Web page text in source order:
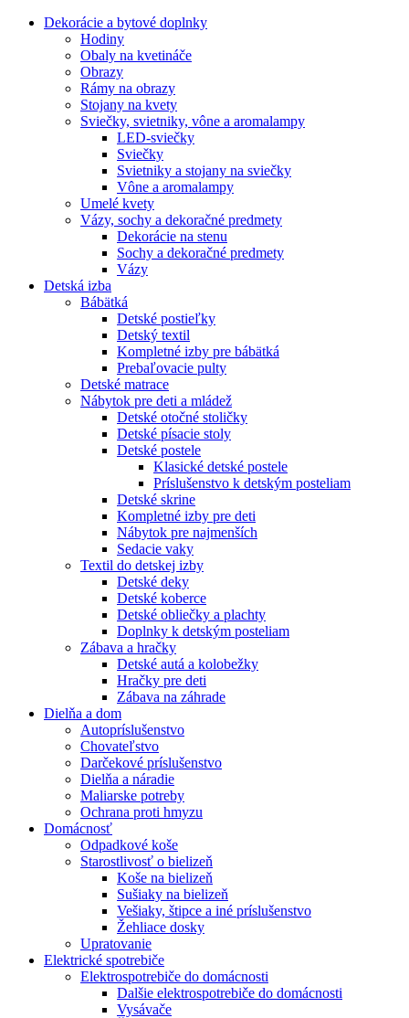
Dekorácie a bytové doplnky
Hodiny
Obaly na kvetináče
Obrazy
Rámy na obrazy
Stojany na kvety
Sviečky, svietniky, vône a aromalampy
LED-sviečky
Sviečky
Svietniky a stojany na sviečky
Vône a aromalampy
Umelé kvety
Vázy, sochy a dekoračné predmety
Dekorácie na stenu
Sochy a dekoračné predmety
Vázy
Detská izba
Bábätká
Detské postieľky
Detský textil
Kompletné izby pre bábätká
Prebaľovacie pulty
Detské matrace
Nábytok pre deti a mládež
Detské otočné stoličky
Detské písacie stoly
Detské postele
Klasické detské postele
Príslušenstvo k detským posteliam
Detské skrine
Kompletné izby pre deti
Nábytok pre najmenších
Sedacie vaky
Textil do detskej izby
Detské deky
Detské koberce
Detské obliečky a plachty
Doplnky k detským posteliam
Zábava a hračky
Detské autá a kolobežky
Hračky pre deti
Zábava na záhrade
Dielňa a dom
Autopríslušenstvo
Chovateľstvo
Darčekové príslušenstvo
Dielňa a náradie
Maliarske potreby
Ochrana proti hmyzu
Domácnosť
Odpadkové koše
Starostlivosť o bielizeň
Koše na bielizeň
Sušiaky na bielizeň
Vešiaky, štipce a iné príslušenstvo
Žehliace dosky
Upratovanie
Elektrické spotrebiče
Elektrospotrebiče do domácnosti
Dalšie elektrospotrebiče do domácnosti
Vysávače